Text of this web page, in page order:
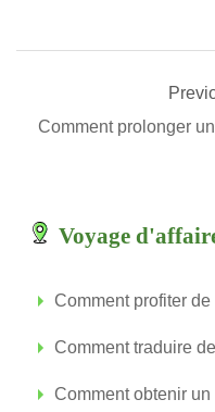
Comment prolonger
Voyage
Comment profiter
Comment traduire
Comment obtenir